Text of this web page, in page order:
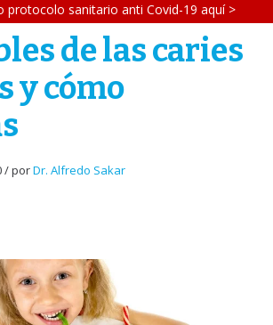
protocolo sanitario anti Covid-19 aquí >
de las caries
y cómo
/ porDr. Alfredo Sakar